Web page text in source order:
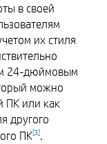
в своей
их стиля
24-дюймовым
можно
ПК или как
другого
ПК[3].